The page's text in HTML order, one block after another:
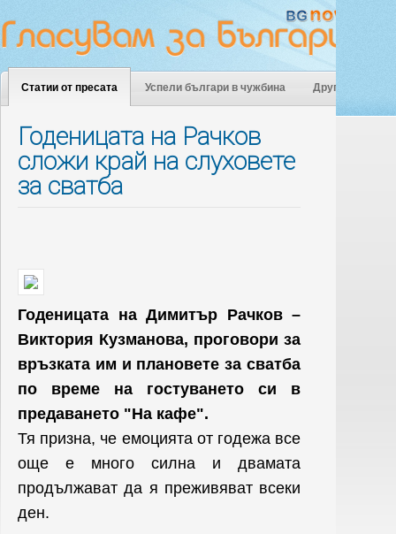
Статии от пресата Успели българи в чужбина Други
Годеницата на Рачков
сложи край на слуховете
за сватба
Годеницата на Димитър Рачков –
Виктория Кузманова, проговори за
връзката им и плановете за сватба
по време на гостуването си в
предаването "На кафе".
Тя призна, че емоцията от годежа все
още е много силна и двамата
продължават да я преживяват всеки
ден.